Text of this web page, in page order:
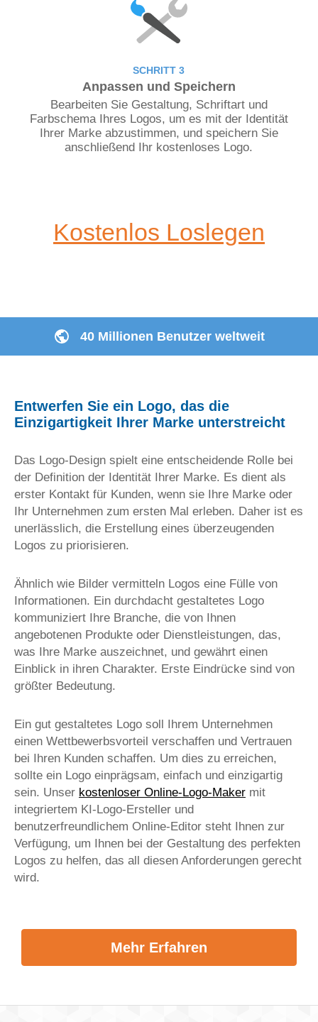
SCHRITT 3
Anpassen und Speichern
Bearbeiten Sie Gestaltung, Schriftart und
Farbschema Ihres Logos, um es mit der Identität
Ihrer Marke abzustimmen, und speichern Sie
anschließend Ihr kostenloses Logo.
Kostenlos Loslegen
40 Millionen Benutzer weltweit
Entwerfen Sie ein Logo, das die
Einzigartigkeit Ihrer Marke unterstreicht
Das Logo-Design spielt eine entscheidende Rolle bei
der Definition der Identität Ihrer Marke. Es dient als
erster Kontakt für Kunden, wenn sie Ihre Marke oder
Ihr Unternehmen zum ersten Mal erleben. Daher ist es
unerlässlich, die Erstellung eines überzeugenden
Logos zu priorisieren.
Ähnlich wie Bilder vermitteln Logos eine Fülle von
Informationen. Ein durchdacht gestaltetes Logo
kommuniziert Ihre Branche, die von Ihnen
angebotenen Produkte oder Dienstleistungen, das,
was Ihre Marke auszeichnet, und gewährt einen
Einblick in ihren Charakter. Erste Eindrücke sind von
größter Bedeutung.
Ein gut gestaltetes Logo soll Ihrem Unternehmen
einen Wettbewerbsvorteil verschaffen und Vertrauen
bei Ihren Kunden schaffen. Um dies zu erreichen,
sollte ein Logo einprägsam, einfach und einzigartig
sein. Unser kostenloser Online-Logo-Maker mit
integriertem KI-Logo-Ersteller und
benutzerfreundlichem Online-Editor steht Ihnen zur
Verfügung, um Ihnen bei der Gestaltung des perfekten
Logos zu helfen, das all diesen Anforderungen gerecht
wird.
Mehr Erfahren